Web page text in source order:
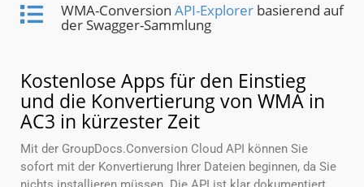
WMA-Conversion API-Explorer basierend auf
der Swagger-Sammlung
Kostenlose Apps für den Einstieg
und die Konvertierung von WMA in
AC3 in kürzester Zeit
Mit der GroupDocs.Conversion Cloud API können Sie
sofort mit der Konvertierung Ihrer Dateien beginnen, da Sie